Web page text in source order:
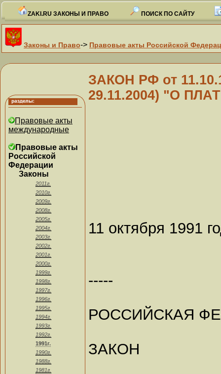
ZAKI.RU ЗАКОНЫ И ПРАВО ПОИСК ПО САЙТУ
Законы и Право-> Правовые акты Российской
Правовые акты
международные
Правовые акты
Российской
Федерации
Законы
2011г.
2010г.
2009г.
2008г.
2005г.
2004г.
2003г.
2002г.
2001г.
2000г.
1999г.
1998г.
1997г.
1996г.
1995г.
1994г.
1993г.
1992г.
1991г.
1990г.
1988г.
1981г.
ЗАКОН РФ от
29.11.2004) "О
11 октября 1991
-----
РОССИЙСКАЯ
ЗАКОН